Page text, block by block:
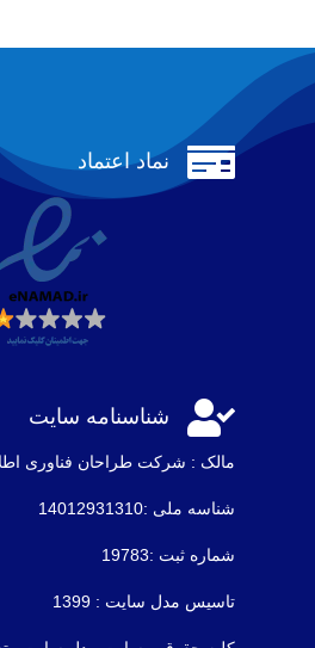
بود.
است.
 نماد اعتماد
 شناسنامه سایت
مالک : شرکت طراحان فناوری
شناسه ملی :14012931310
شماره ثبت :19783
تاسیس مدل سایت : 1399